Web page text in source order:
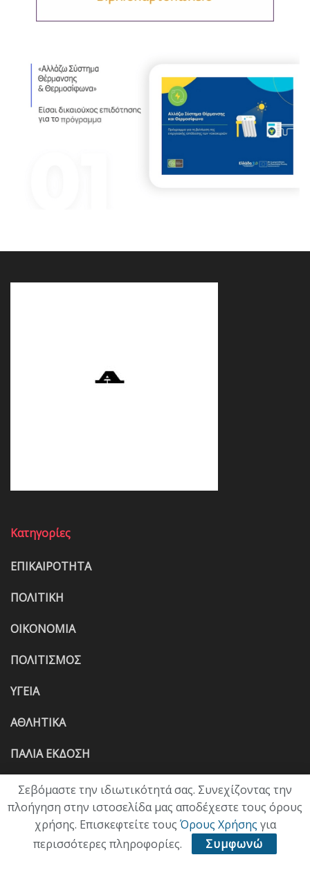
Κατηγορίες
ΕΠΙΚΑΙΡΟΤΗΤΑ
ΠΟΛΙΤΙΚΗ
ΟΙΚΟΝΟΜΙΑ
ΠΟΛΙΤΙΣΜΟΣ
ΥΓΕΙΑ
ΑΘΛΗΤΙΚΑ
ΠΑΛΙΑ ΕΚΔΟΣΗ
Σεβόμαστε την ιδιωτικότητά σας. Συνεχίζοντας την
πλοήγηση στην ιστοσελίδα μας αποδέχεστε τους όρους
χρήσης. Επισκεφτείτε τους Όρους Χρήσης για
περισσότερες πληροφορίες.
Συμφωνώ